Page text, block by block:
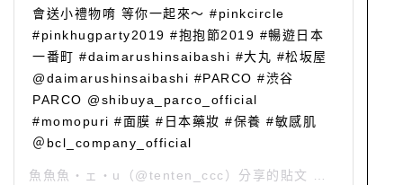
會送小禮物唷 等你一起來～ #pinkcircle
#pinkhugparty2019 #抱抱節2019 #暢遊日本
一番町 #daimarushinsaibashi #大丸 #松坂屋
@daimarushinsaibashi #PARCO #渋谷
PARCO @shibuya_parco_official
#momopuri #面膜 #日本藥妝 #保養 #敏感肌
＠bcl_company_official
魚魚魚・ェ・u （@tenten_ccc）分享的貼文 於